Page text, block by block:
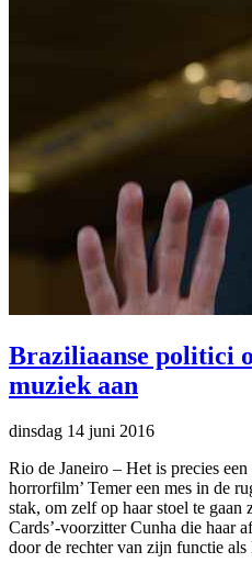
Braziliaanse politici
muziek aan
dinsdag 14 juni 2016
Rio de Janeiro – Het is precies
horrorfilm’ Temer een mes in de
stak, om zelf op haar stoel te gaan
Cards’-voorzitter Cunha die haar
door de rechter van zijn functie